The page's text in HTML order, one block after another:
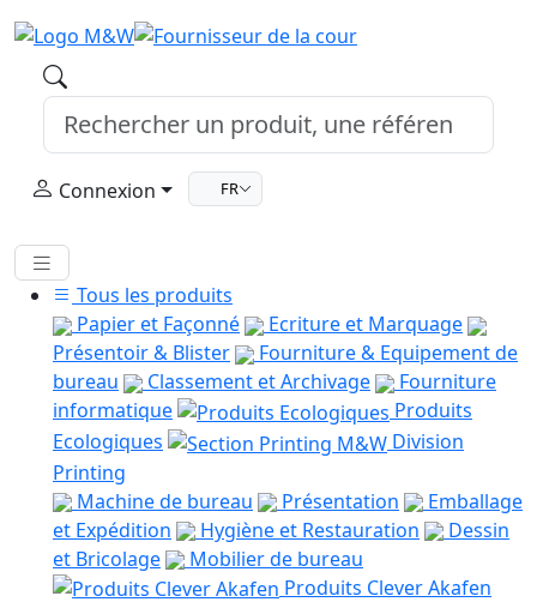
Connexion FR
Tous les produits
Papier et Façonné
Ecriture et Marquage
Présentoir & Blister
Fourniture & Equipement de
bureau
Classement et Archivage
Fourniture
informatique
Produits
Ecologiques
Division
Printing
Machine de bureau
Présentation
Emballage
et Expédition
Hygiène et Restauration
Dessin
et Bricolage
Mobilier de bureau
Produits Clever Akafen